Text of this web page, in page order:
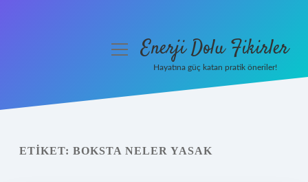
Yasal Uyarı
menüyüEnerji Dolu Fikirler
Hayatına güç katan pratik öneriler!
ETIKET: BOKSTA NELER YASAK